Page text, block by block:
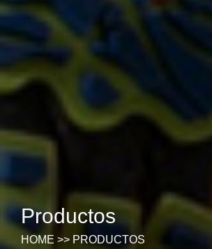
Productos
HOME >> PRODUCTOS